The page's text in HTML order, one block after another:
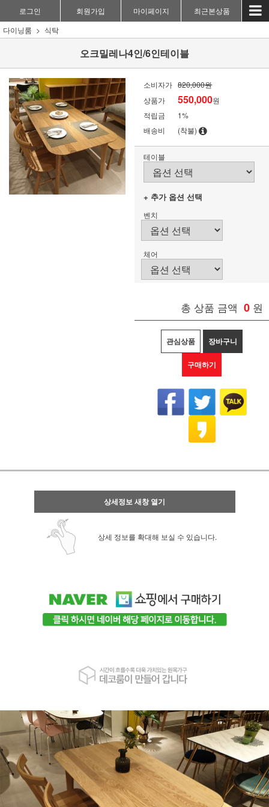
로그인 회원가입 마이페이지
최근본상품
다이닝룸
식탁
오크밀레나4인/6인테이블
소비자가 820,000원
상품가
550,000원
적립금
1%
배송비
(착불)
테이블
+ 추가 옵션 선택
벤치
체어
총 상품 금액 0 원
관심상품 장바구니
구매하기
상세정보 새창 열기
상세 정보를 확대해 보실 수 있습니다.